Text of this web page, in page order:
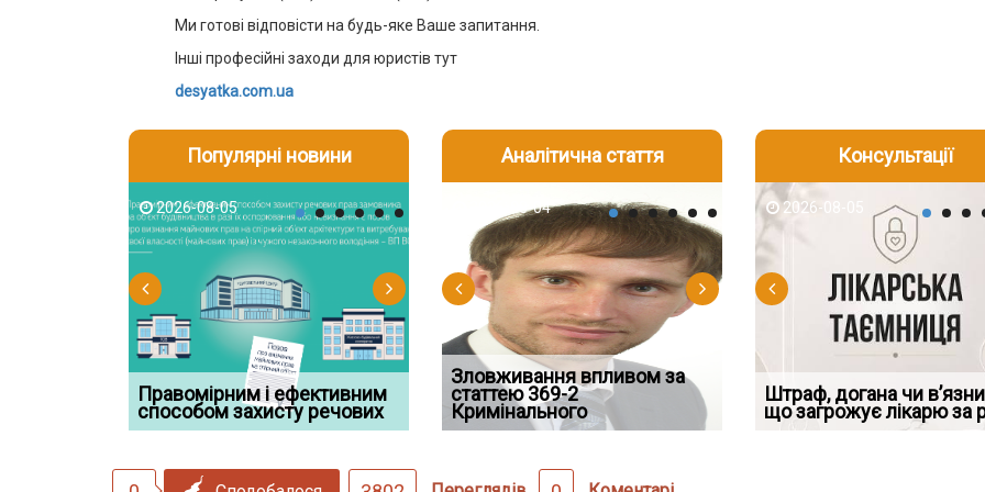
Ми готові відповісти на будь-яке Ваше запитання.
Інші професійні заходи для юристів тут
desyatka.com.ua
Популярні новини
2026-08-05
Правомірним і ефективним
способом захисту речових
Суд оштрафував командира
військової частини за ігн
2026-08-05
Чоловік помер, але позика
залишилася: як фраза «на
Аналітична стаття
2026-08-03
Водії можуть отримати
компенсацію за незаконні
дії
2026-08-04
Зловживання впливом за
статтею 369-2
Кримінального
2026-08-04
Переоформлення
відстрочки за іншою
підставою: нов
Консультації
2026-07-23
Скорочення під час
воєнного стану: як діяти
робото
2026-08-05
Штраф, догана чи
що загрожує лікарю за
2026-07-30
При зарахуванні в
покарання днів